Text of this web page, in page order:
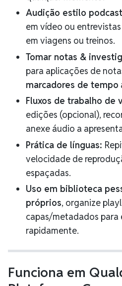
Audição estilo
em vídeo ou
em viagens ou treinos.
Tomar notas &
para aplicações de
marcadores de tempo
Fluxos de trabalho de
edições (opcional),
anexe áudio a
Prática de línguas:
velocidade de
espaçadas.
Uso em biblioteca
próprios, organize
capas/metadados para
rapidamente.
Funciona em